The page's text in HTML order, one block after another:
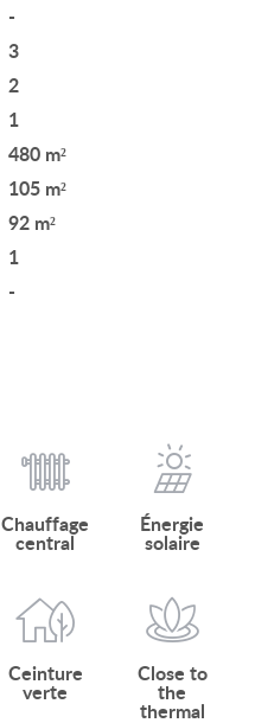
-
3
2
1
480 m²
105 m²
92 m²
1
-
Chauffage
central
Énergie
solaire
Ceinture
verte
Close to
the
thermal